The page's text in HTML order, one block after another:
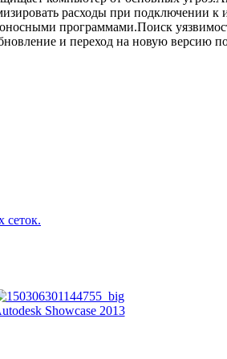
расходы при подключении
программами.Поиск
и переход на новую версию
сеток.
Showcase 2013